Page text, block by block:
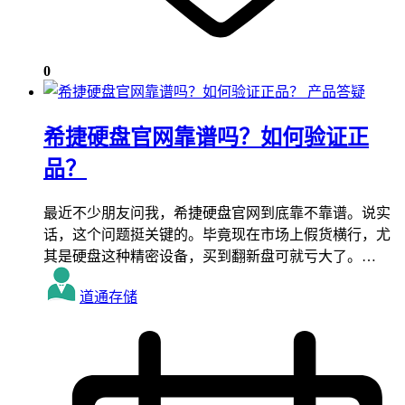
0
产品答疑
希捷硬盘官网靠谱吗？如何验证正
品？
最近不少朋友问我，希捷硬盘官网到底靠不靠谱。说实
话，这个问题挺关键的。毕竟现在市场上假货横行，尤
其是硬盘这种精密设备，买到翻新盘可就亏大了。…
道通存储